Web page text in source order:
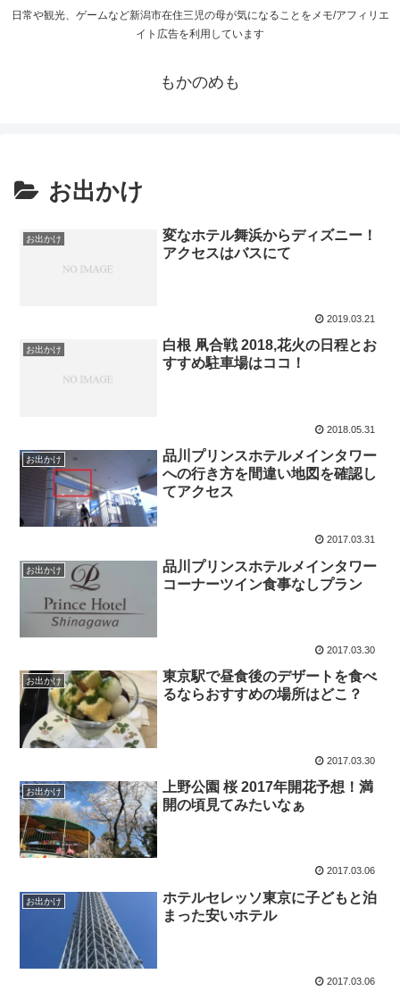
日常や観光、ゲームなど新潟市在住三児の母が気になることをメモ/アフィリエ
イト広告を利用しています
もかのめも
お出かけ
お出かけ
変なホテル舞浜からディズニー！
アクセスはバスにて
2019.03.21
お出かけ
白根 凧合戦 2018,花火の日程とお
すすめ駐車場はココ！
2018.05.31
お出かけ
品川プリンスホテルメインタワー
への行き方を間違い地図を確認し
てアクセス
2017.03.31
お出かけ
品川プリンスホテルメインタワー
コーナーツイン食事なしプラン
2017.03.30
お出かけ
東京駅で昼食後のデザートを食べ
るならおすすめの場所はどこ？
2017.03.30
お出かけ
上野公園 桜 2017年開花予想！満
開の頃見てみたいなぁ
2017.03.06
お出かけ
ホテルセレッソ東京に子どもと泊
まった安いホテル
2017.03.06